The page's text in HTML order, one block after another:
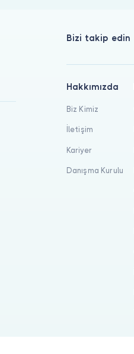
Bizi takip edin
Hakkımızda
Biz Kimiz
İletişim
Kariyer
Danışma Kurulu